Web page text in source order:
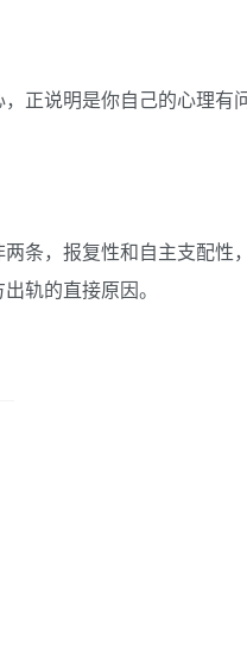
正说明是你自己的心理有
条，报复性和自主支配性
轨的直接原因。